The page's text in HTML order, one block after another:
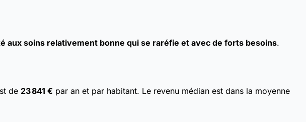
aux soins relativement bonne qui se raréfie et avec de forts besoins.
de 23 841 € par an et par habitant. Le revenu médian est dans la moyenne